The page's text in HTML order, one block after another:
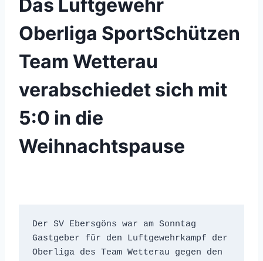
Das Luftgewehr
Oberliga SportSchützen
Team Wetterau
verabschiedet sich mit
5:0 in die
Weihnachtspause
Der SV Ebersgöns war am Sonntag
Gastgeber für den Luftgewehrkampf der
Oberliga des Team Wetterau gegen den